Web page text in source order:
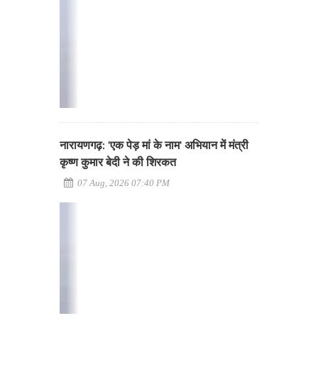
नारायणगढ़: 'एक पेड़ मां के नाम' अभियान में मंत्री
कृष्ण कुमार बेदी ने की शिरकत
07 Aug, 2026 07:40 PM